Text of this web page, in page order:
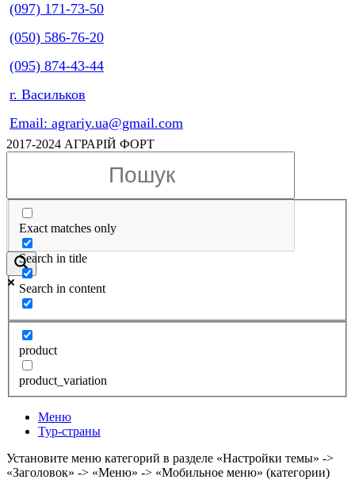
(097) 171-73-50
(050) 586-76-20
(095) 874-43-44
г. Васильков
Email: agrariy.ua@gmail.com
2017-2024 АГРАРІЙ ФОРТ
Exact matches only
Search in title
Search in content
product
product_variation
Меню
Тур-страны
Установите меню категорий в разделе «Настройки темы» ->
«Заголовок» -> «Меню» -> «Мобильное меню» (категории)